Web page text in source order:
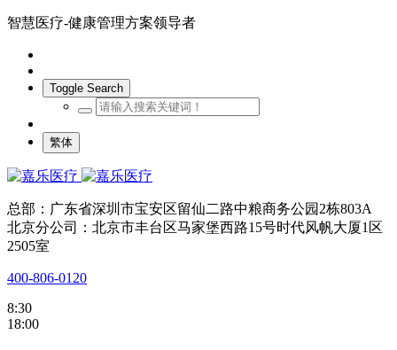
智慧医疗-健康管理方案领导者
Toggle Search
繁体
总部：广东省深圳市宝安区留仙二路中粮商务公园2栋803A
北京分公司：北京市丰台区马家堡西路15号时代风帆大厦1区
2505室
400-806-0120
8:30
18:00